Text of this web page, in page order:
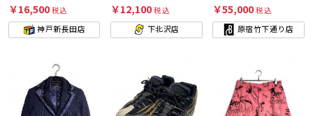
￥16,500税込
神戸新長田店
￥12,100税込
下北沢店
￥55,000税込
原宿竹下通り店